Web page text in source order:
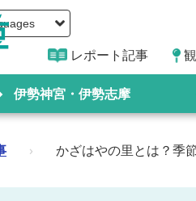
レポート記事
伊勢神宮・伊勢志摩
› かざはやの里とは？季